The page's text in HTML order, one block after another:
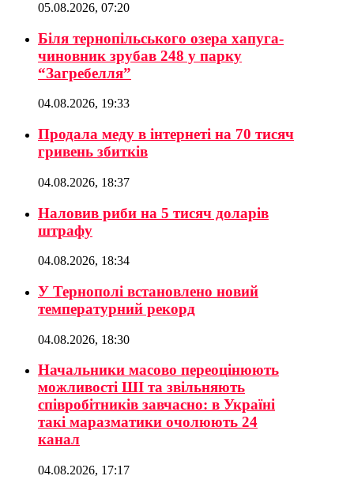
05.08.2026, 07:20
Біля тернопільського озера хапуга-
чиновник зрубав 248 у парку
“Загребелля”
04.08.2026, 19:33
Продала меду в інтернеті на 70 тисяч
гривень збитків
04.08.2026, 18:37
Наловив риби на 5 тисяч доларів
штрафу
04.08.2026, 18:34
У Тернополі встановлено новий
температурний рекорд
04.08.2026, 18:30
Начальники масово переоцінюють
можливості ШІ та звільняють
співробітників завчасно: в Україні
такі маразматики очолюють 24
канал
04.08.2026, 17:17